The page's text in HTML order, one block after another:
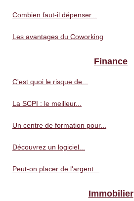
Combien faut-il dépenser...
Les avantages du Coworking
Finance
C'est quoi le risque de...
La SCPI : le meilleur...
Un centre de formation pour...
Découvrez un logiciel...
Peut-on placer de l'argent...
Immobilier